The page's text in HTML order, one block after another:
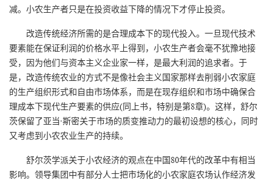
减。小农生产者只是在投资收益下降的情况下才停止投资。
改造传统经济所需的是合理成本下的现代投入。一旦现代技术
要素能在保证利润的价格水平上得到，小农生产者会毫不犹豫地接
受，因为他们与资本主义企业家一样，是最大利润的追求者。于
是，改造传统农业的方式不是像社会主义国家那样去削弱小农家庭
的生产组织形式和自由市场体系，而是在现存组织和市场中确保合
理成本下现代生产要素的供应(同上书，特别是第8章)。这样，舒尔
茨保留了亚当·斯密关于市场的质变推动力的最初设想的核心，同时
又考虑到小农农业生产的持续。
舒尔茨学派关于小农经济的观点在中国80年代的改革中有相当
影响。领导集团中有部分人士把市场化的小农家庭农场认作经济发